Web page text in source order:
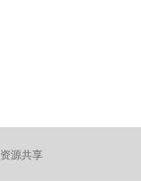
资源共享